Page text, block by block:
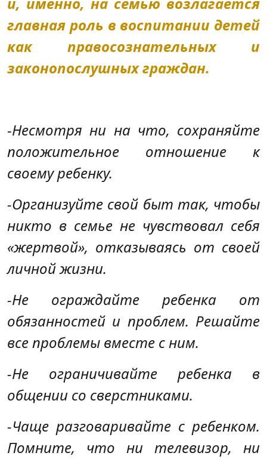
главная роль в воспитании детей
как правосознательных и
законопослушных граждан.
-Несмотря ни на что, сохраняйте
положительное отношение к
своему ребенку.
-Организуйте свой быт так, чтобы
никто в семье не чувствовал себя
«жертвой», отказываясь от своей
личной жизни.
-Не ограждайте ребенка от
обязанностей и проблем. Решайте
все проблемы вместе с ним.
-Не ограничивайте ребенка в
общении со сверстниками.
-Чаще разговаривайте с ребенком.
Помните, что ни телевизор, ни